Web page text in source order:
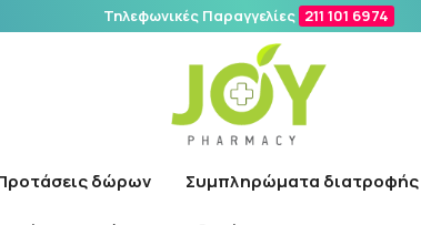
Τηλεφωνικές Παραγγελίες 211 101 6974
δώρων Συμπληρώματα διατροφής
Αναζήτηση